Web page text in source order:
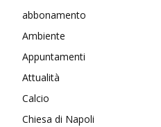
abbonamento
Ambiente
Appuntamenti
Attualità
Calcio
Chiesa di Napoli